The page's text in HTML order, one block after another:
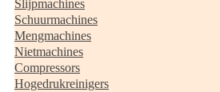
Slijpmachines
Schuurmachines
Mengmachines
Nietmachines
Compressors
Hogedrukreinigers